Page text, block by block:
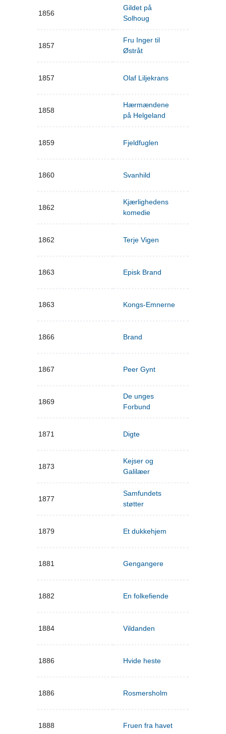
1856
Gildet på
Solhoug
1857
Fru Inger til
Østråt
1857 Olaf Liljekrans
1858
Hærmændene
på Helgeland
1859 Fjeldfuglen
1860 Svanhild
1862
Kjærlighedens
komedie
1862 Terje Vigen
1863 Episk Brand
1863 Kongs-Emnerne
1866 Brand
1867 Peer Gynt
1869
De unges
Forbund
1871 Digte
1873
Kejser og
Galilæer
1877
Samfundets
støtter
1879 Et dukkehjem
1881 Gengangere
1882 En folkefiende
1884 Vildanden
1886 Hvide heste
1886 Rosmersholm
1888 Fruen fra havet